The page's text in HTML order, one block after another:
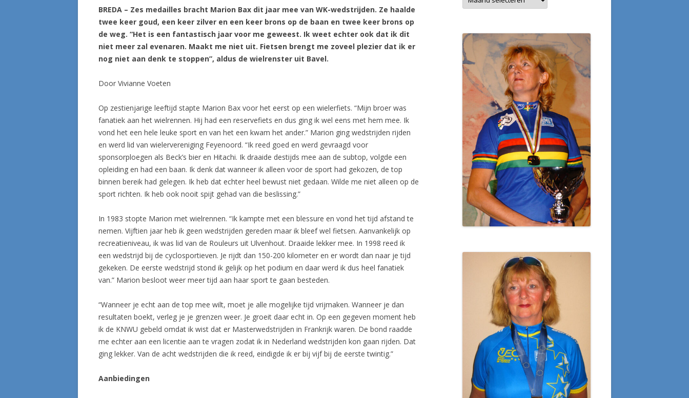
UITSLAGEN SEIZOEN 2012
BREDA – Zes medailles bracht Marion Bax dit jaar mee van WK-wedstrijden. Ze haalde
twee keer goud, een keer zilver en een keer brons op de baan en twee keer brons op
de weg. “Het is een fantastisch jaar voor me geweest. Ik weet echter ook dat ik dit
niet meer zal evenaren. Maakt me niet uit. Fietsen brengt me zoveel plezier dat ik er
nog niet aan denk te stoppen”, aldus de wielrenster uit Bavel.
Door Vivianne Voeten
Op zestienjarige leeftijd stapte Marion Bax voor het eerst op een wielerfiets. “Mijn broer was
fanatiek aan het wielrennen. Hij had een reservefiets en dus ging ik wel eens met hem mee. Ik
vond het een hele leuke sport en van het een kwam het ander.” Marion ging wedstrijden rijden
en werd lid van wielervereniging Feyenoord. “Ik reed goed en werd gevraagd voor
sponsorploegen als Beck’s bier en Hitachi. Ik draaide destijds mee aan de subtop, volgde een
opleiding en had een baan. Ik denk dat wanneer ik alleen voor de sport had gekozen, de top
binnen bereik had gelegen. Ik heb dat echter heel bewust niet gedaan. Wilde me niet alleen op de
sport richten. Ik heb ook nooit spijt gehad van die beslissing.”
In 1983 stopte Marion met wielrennen. “Ik kampte met een blessure en vond het tijd afstand te
nemen. Vijftien jaar heb ik geen wedstrijden gereden maar ik bleef wel fietsen. Aanvankelijk op
recreatieniveau, ik was lid van de Rouleurs uit Ulvenhout. Draaide lekker mee. In 1998 reed ik
een wedstrijd bij de cyclosportieven. Je rijdt dan 150-200 kilometer en er wordt dan naar je tijd
gekeken. De eerste wedstrijd stond ik gelijk op het podium en daar werd ik dus heel fanatiek
van.” Marion besloot weer meer tijd aan haar sport te gaan besteden.
“Wanneer je echt aan de top mee wilt, moet je alle mogelijke tijd vrijmaken. Wanneer je dan
resultaten boekt, verleg je je grenzen weer. Je groeit daar echt in. Op een gegeven moment heb
ik de KNWU gebeld omdat ik wist dat er Masterwedstrijden in Frankrijk waren. De bond raadde
me echter aan een licentie aan te vragen zodat ik in Nederland wedstrijden kon gaan rijden. Dat
ging lekker. Van de acht wedstrijden die ik reed, eindigde ik er bij vijf bij de eerste twintig.”
Aanbiedingen